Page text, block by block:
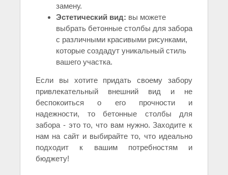
замену.
Эстетический вид: вы можете
выбрать бетонные столбы для забора
с различными красивыми рисунками,
которые создадут уникальный стиль
вашего участка.
Если вы хотите придать своему забору
привлекательный внешний вид и не
беспокоиться о его прочности и
надежности, то бетонные столбы для
забора - это то, что вам нужно. Заходите к
нам на сайт и выбирайте то, что идеально
подходит к вашим потребностям и
бюджету!